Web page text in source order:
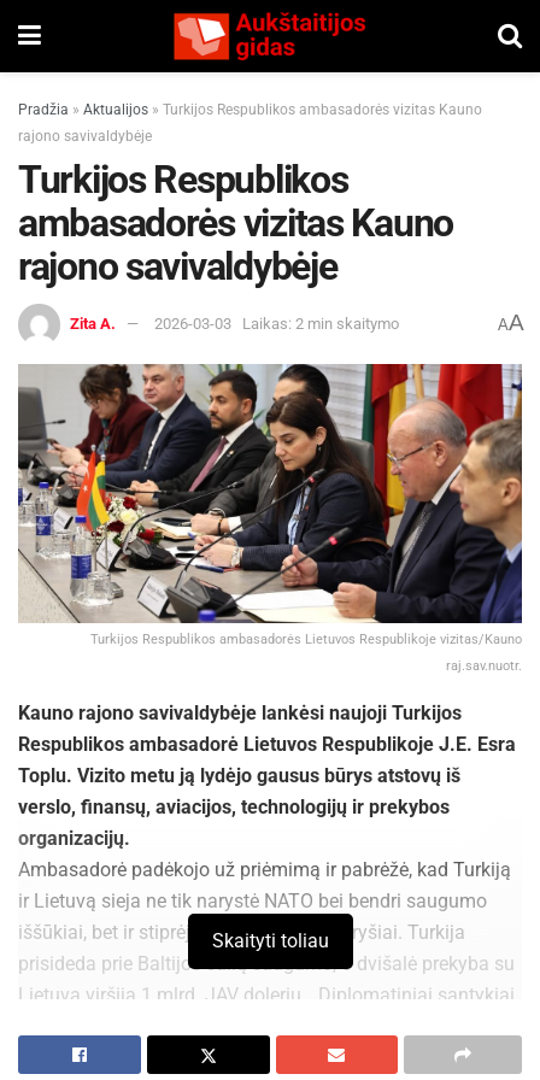
Pradžia » Aktualijos » Turkijos Respublikos ambasadorės vizitas Kauno
rajono savivaldybėje
Turkijos Respublikos
ambasadorės vizitas Kauno
rajono savivaldybėje
Zita A. 2026-03-03 Laikas: 2 min skaitymo AA
Turkijos Respublikos ambasadorės Lietuvos Respublikoje vizitas/Kauno
raj.sav.nuotr.
Kauno rajono savivaldybėje lankėsi naujoji Turkijos
Respublikos ambasadorė Lietuvos Respublikoje J.E. Esra
Toplu. Vizito metu ją lydėjo gausus būrys atstovų iš
verslo, finansų, aviacijos, technologijų ir prekybos
organizacijų.
Ambasadorė padėkojo už priėmimą ir pabrėžė, kad Turkiją
ir Lietuvą sieja ne tik narystė NATO bei bendri saugumo
iššūkiai, bet ir stiprėjantys ekonominiai ryšiai. Turkija
prisideda prie Baltijos šalių saugumo, o dvišalė prekyba su
Lietuva viršija 1 mlrd. JAV dolerių. „Diplomatiniai santykiai
bendradarbiavimas“, – akcentavo ambasadorė,
Skaityti toliau